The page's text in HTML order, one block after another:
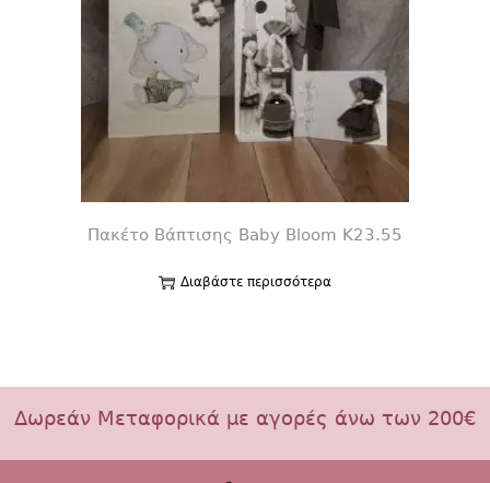
Πακέτο Βάπτισης Baby Bloom K23.55
Διαβάστε περισσότερα
Δωρεάν Μεταφορικά με αγορές άνω των 200€